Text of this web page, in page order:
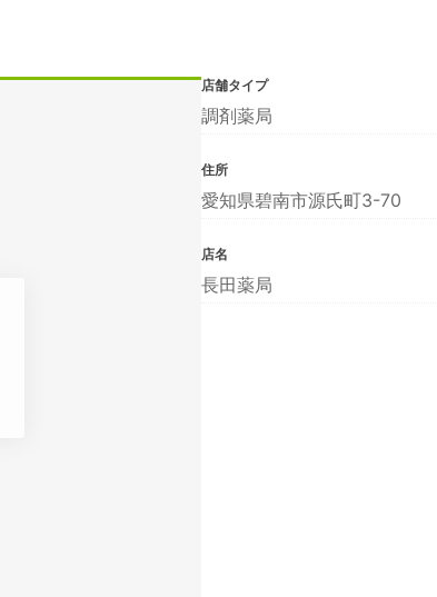
店舗タイプ
調剤薬局
住所
愛知県碧南市源氏町3-70
店名
長田薬局